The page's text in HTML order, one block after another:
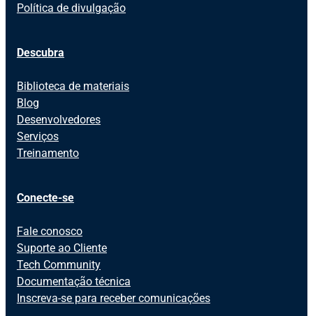
Política de divulgação
Descubra
Biblioteca de materiais
Blog
Desenvolvedores
Serviços
Treinamento
Conecte-se
Fale conosco
Suporte ao Cliente
Tech Community
Documentação técnica
Inscreva-se para receber comunicações